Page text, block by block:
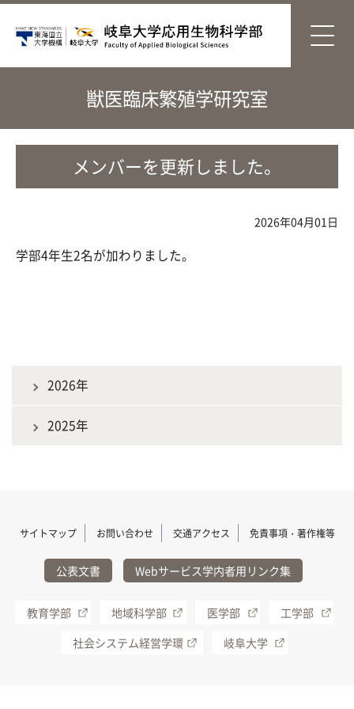
獣医臨床繁殖学研究室
メンバーを更新しました。
2026年04月01日
学部4年生2名が加わりました。
2026年
2025年
サイトマップ お問い合わせ 交通アクセス 免責事項・著作権等
公表文書 Webサービス学内者用リンク集
教育学部 地域科学部 医学部
工学部
社会システム経営学環
岐阜大学